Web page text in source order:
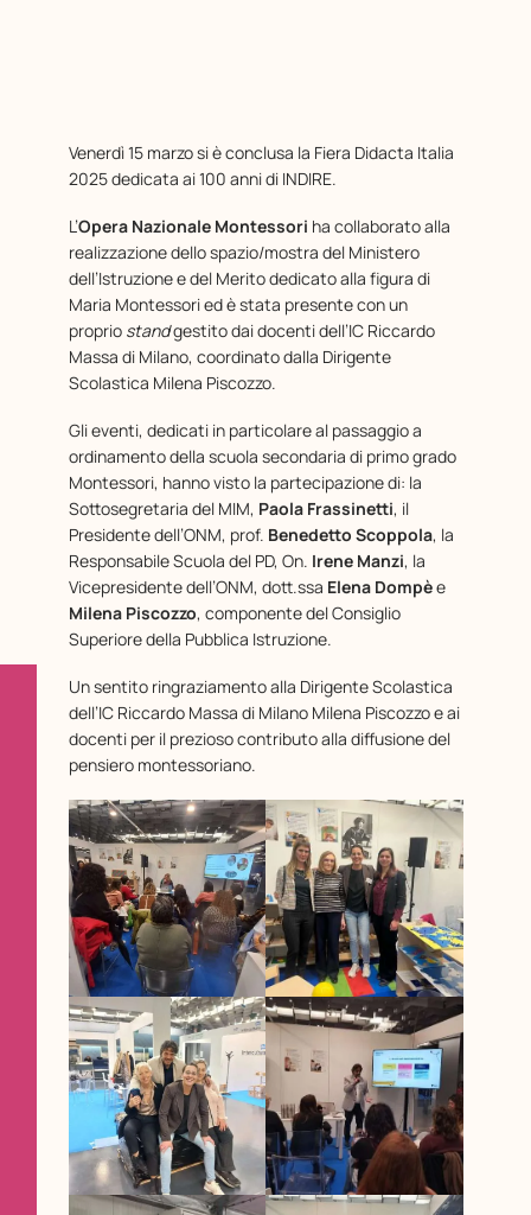
Venerdì 15 marzo si è conclusa la Fiera Didacta Italia
2025 dedicata ai 100 anni di INDIRE.
L’Opera Nazionale Montessori ha collaborato alla
realizzazione dello spazio/mostra del Ministero
dell’Istruzione e del Merito dedicato alla figura di
Maria Montessori ed è stata presente con un
proprio standgestito dai docenti dell’IC Riccardo
Massa di Milano, coordinato dalla Dirigente
Scolastica Milena Piscozzo.
Gli eventi, dedicati in particolare al passaggio a
ordinamento della scuola secondaria di primo grado
Montessori, hanno visto la partecipazione di: la
Sottosegretaria del MIM, Paola Frassinetti, il
Presidente dell’ONM, prof. Benedetto Scoppola, la
Responsabile Scuola del PD, On. Irene Manzi, la
Vicepresidente dell’ONM, dott.ssa Elena Dompèe
Milena Piscozzo, componente del Consiglio
Superiore della Pubblica Istruzione.
Un sentito ringraziamento alla Dirigente Scolastica
dell’IC Riccardo Massa di Milano Milena Piscozzo e ai
docenti per il prezioso contributo alla diffusione del
pensiero montessoriano.